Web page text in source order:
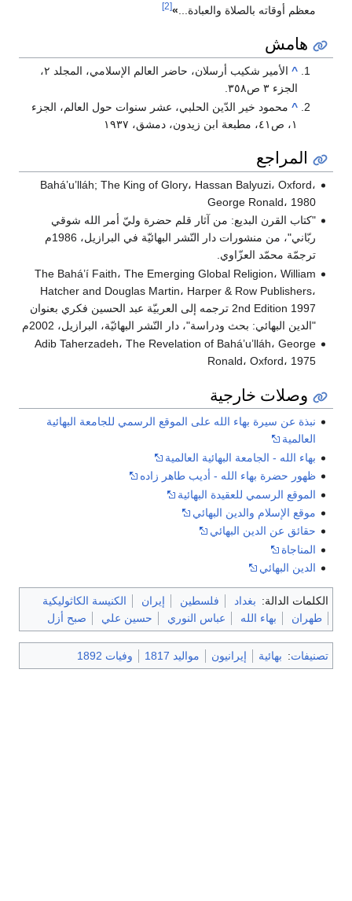
معظم أوقاته بالصلاة والعبادة... »
[2]
هامش
^
الأمير شكيب أرسلان، حاضر العالم الإسلامي، المجلد ۲،
الجزء ۳ ص٣٥٨.
^ محمود خير الدّين الحلبي، عشر سنوات حول العالم، الجزء
۱، ص٤١، مطبعة ابن زيدون، دمشق، ١٩٣٧
المراجع
Bahá’u’lláh; The King of Glory، Hassan Balyuzi، Oxford،
George Ronald، 1980
"كتاب القرن البديع: من آثار قلم حضرة وليّ أمر الله شوقي
ربّاني"، من منشورات دار النّشر البهائيّة في البرازيل، 1986م
ترجمّة محمّد العزّاوي.
The Bahá’í Faith، The Emerging Global Religion، William
Hatcher and Douglas Martin، Harper & Row Publishers،
2nd Edition 1997 ترجمه إلى العربيّة عبد الحسين فكري بعنوان
"الدين البهائي: بحث ودراسة"، دار النّشر البهائيّة، البرازيل، 2002م
Adib Taherzadeh، The Revelation of Bahá’u’lláh، George
Ronald، Oxford، 1975
وصلات خارجية
نبذة عن سيرة بهاء الله على الموقع الرسمي للجامعة البهائية
العالمية
بهاء الله - الجامعة البهائية العالمية
ظهور حضرة بهاء الله - أديب طاهر زاده
الموقع الرسمي للعقيدة البهائية
موقع الإسلام والدين البهائي
حقائق عن الدين البهائي
المناجاة
الدين البهائي
الكلمات الدالة: بغداد فلسطين إيران
الكنيسة الكاثوليكية
طهران
بهاء الله عباس النوري حسين علي صبح أزل
تصنيفات: بهائية إيرانيون مواليد 1817 وفيات 1892